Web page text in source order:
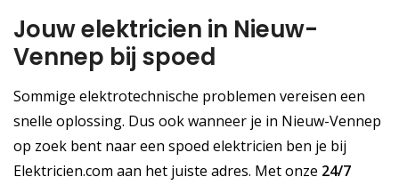
Jouw elektricien in Nieuw-
Vennep bij spoed
Sommige elektrotechnische problemen vereisen een
snelle oplossing. Dus ook wanneer je in Nieuw-Vennep
op zoek bent naar een spoed elektricien ben je bij
Elektricien.com aan het juiste adres. Met onze 24/7